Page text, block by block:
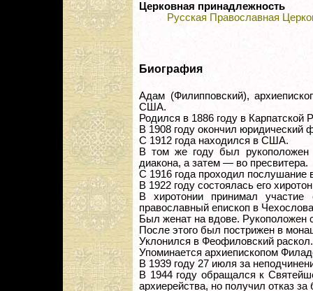
Церковная принадлежность
Русская Православная
Биография
Адам (Филипповский),
США.
Родился в 1886 году в Карпатской
В 1908 году окончил юридический
С 1912 года находился в США.
В том же году был рукоположен
диакона, а затем — во пресвитера.
С 1916 года проходил послушание
В 1922 году состоялась его
В хиротонии принимал
православный епископ в
Был женат на вдове. Рукоположен
После этого был пострижен в
Уклонился в Феофиловский раскол.
Упоминается архиепископом
В 1939 году 27 июля за
В 1944 году обращался к
архиерейства, но получил отказ за